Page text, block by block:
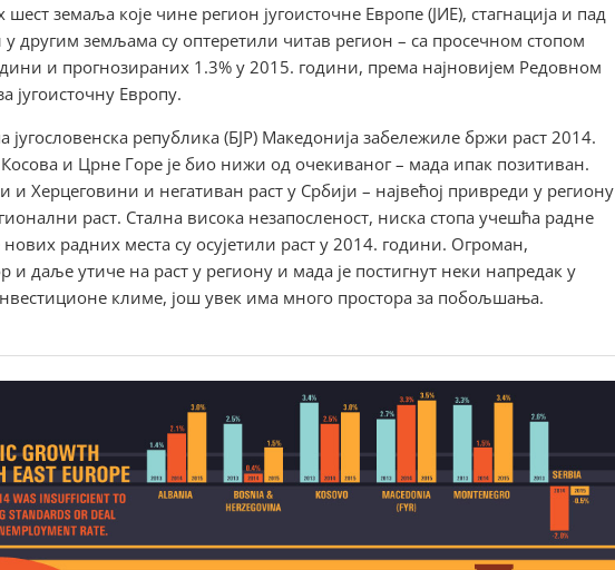
земаља које чине регион југоисточне Европе (ЈИЕ), стагнација и пад
другим земљама су оптеретили читав регион – са просечном стопом
и прогнозираних 1.3% у 2015. години, према најновијем Редовном
југоисточну Европу.
република (БЈР) Македонија забележиле бржи раст 2014.
и Црне Горе је био нижи од очекиваног – мада ипак позитиван.
и Херцеговини и негативан раст у Србији – највећој привреди у региону
раст. Стална висока незапосленост, ниска стопа учешћа радне
радних места су осујетили раст у 2014. години. Огроман,
и даље утиче на раст у региону и мада је постигнут неки напредак у
климе, још увек има много простора за побољшања.